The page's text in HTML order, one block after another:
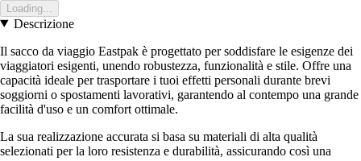
Loading...
Descrizione
Il sacco da viaggio Eastpak è progettato per soddisfare le esigenze dei
viaggiatori esigenti, unendo robustezza, funzionalità e stile. Offre una
capacità ideale per trasportare i tuoi effetti personali durante brevi
soggiorni o spostamenti lavorativi, garantendo al contempo una grande
facilità d'uso e un comfort ottimale.
La sua realizzazione accurata si basa su materiali di alta qualità
selezionati per la loro resistenza e durabilità, assicurando così una